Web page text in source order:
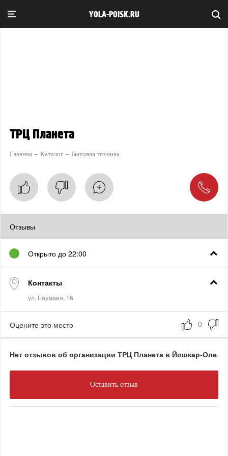
YOLA-POISK.RU
ТРЦ Планета
Главная Каталог Бытовая техника
Отзывы
Открыто до 22:00
Контакты
Оцените это место
Нет отзывов об организации ТРЦ Планета в Йошкар-Оле
Оставить отзыв